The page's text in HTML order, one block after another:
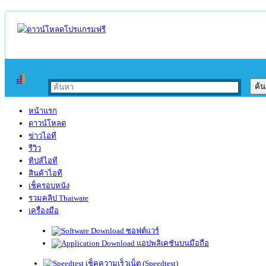
หน้าแรก
ดาวน์โหลด
ข่าวไอที
รีวิว
ทิปส์ไอที
สินค้าไอที
เช็ครอบหนัง
รวมคลิป Thaiware
เครื่องมือ
ซอฟต์แวร์
แอปพลิเคชันบนมือถือ
เช็คความเร็วเน็ต (Speedtest)